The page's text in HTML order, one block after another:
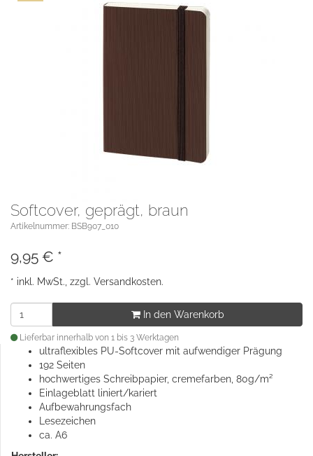
Softcover, geprägt, braun
Artikelnummer: BSB907_010
9,95 € *
* inkl. MwSt., zzgl. Versandkosten.
In den Warenkorb
Lieferbar innerhalb von 1 bis 3 Werktagen
ultraflexibles PU-Softcover mit aufwendiger Prägung
192 Seiten
hochwertiges Schreibpapier, cremefarben, 80g/m²
Einlageblatt liniert/kariert
Aufbewahrungsfach
Lesezeichen
ca. A6